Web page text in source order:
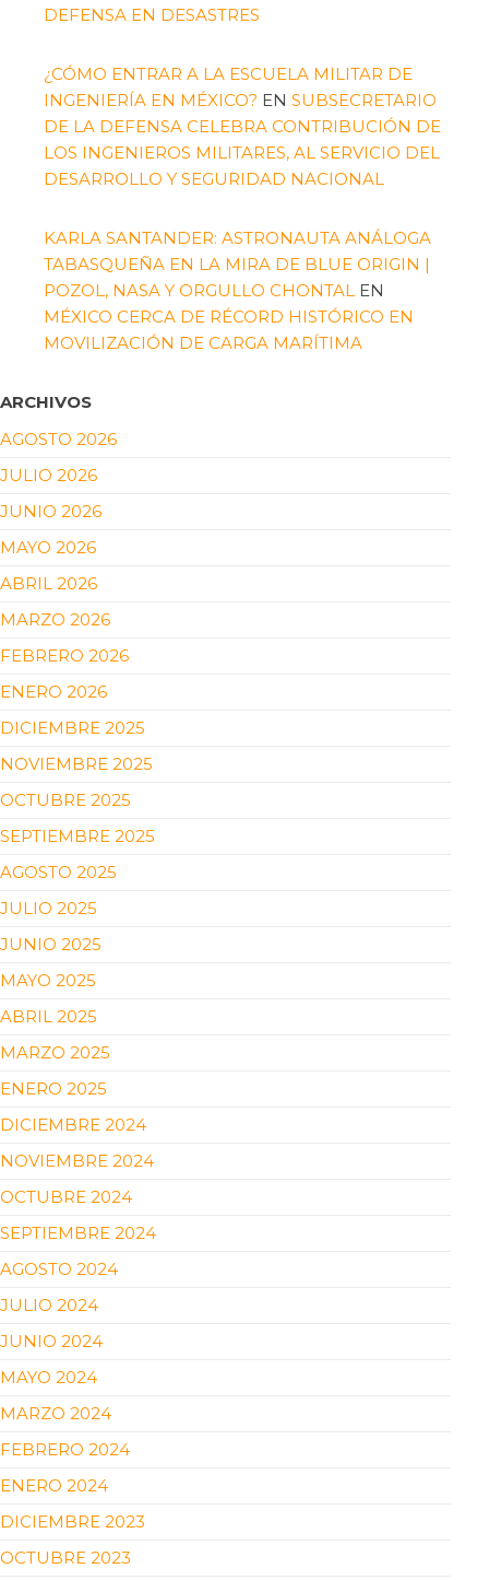
DEFENSA EN DESASTRES
¿CÓMO ENTRAR A LA ESCUELA MILITAR DE
INGENIERÍA EN MÉXICO? EN SUBSECRETARIO
DE LA DEFENSA CELEBRA CONTRIBUCIÓN DE
LOS INGENIEROS MILITARES, AL SERVICIO DEL
DESARROLLO Y SEGURIDAD NACIONAL
KARLA SANTANDER: ASTRONAUTA ANÁLOGA
TABASQUEÑA EN LA MIRA DE BLUE ORIGIN |
POZOL, NASA Y ORGULLO CHONTAL EN
MÉXICO CERCA DE RÉCORD HISTÓRICO EN
MOVILIZACIÓN DE CARGA MARÍTIMA
ARCHIVOS
AGOSTO 2026
JULIO 2026
JUNIO 2026
MAYO 2026
ABRIL 2026
MARZO 2026
FEBRERO 2026
ENERO 2026
DICIEMBRE 2025
NOVIEMBRE 2025
OCTUBRE 2025
SEPTIEMBRE 2025
AGOSTO 2025
JULIO 2025
JUNIO 2025
MAYO 2025
ABRIL 2025
MARZO 2025
ENERO 2025
DICIEMBRE 2024
NOVIEMBRE 2024
OCTUBRE 2024
SEPTIEMBRE 2024
AGOSTO 2024
JULIO 2024
JUNIO 2024
MAYO 2024
MARZO 2024
FEBRERO 2024
ENERO 2024
DICIEMBRE 2023
OCTUBRE 2023